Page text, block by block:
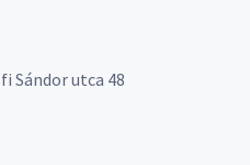
Sándor utca 48